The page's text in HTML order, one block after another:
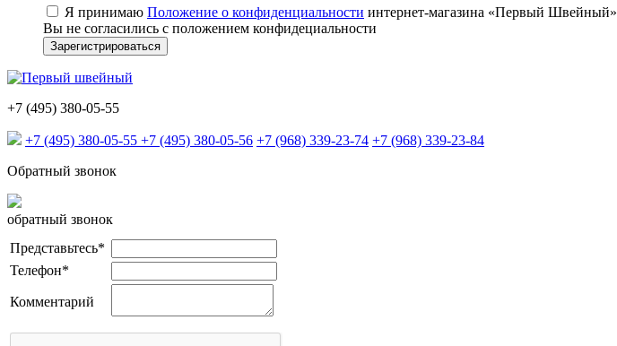
Я принимаю Положение о конфиденциальности интернет-магазина «Первый Швейный»
Вы не согласились с положением конфидециальности
+7 (495) 380-05-55
+7 (495) 380-05-55 +7 (495) 380-05-56 +7 (968) 339-23-74 +7 (968) 339-23-84
Обратный звонок
обратный звонок
Представьтесь*
Телефон*
Комментарий